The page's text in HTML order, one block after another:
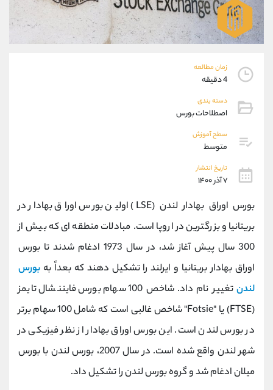
زمان مطالعه
4 دقیقه
دسته بندی
اصطلاحات بورس
سطح آموزش
متوسط
تاریخ انتشار
۷ آذر ۱۴۰۰
بورس اوراق بهادار لندن (LSE) اولین بورس اوراق بهادار در
بریتانیا و بزرگترین در اروپا است. مبادلات منطقه ای که بیش از
300 سال پیش آغاز شد، در سال 1973 ادغام شدند تا بورس
اوراق بهادار بریتانیا و ایرلند را تشکیل دهند که بعداً به بورس
لندن
تغییر نام داد. شاخص 100 سهام بورس فایننشال تایمز
(FTSE) یا "Fotsie" شاخص غالبی است که شامل 100 سهام برتر
در بورس لندن است. این بورس اوراق بهادار از نظر فیزیکی در
شهر لندن واقع شده است. در سال 2007، بورس لندن با بورس
میلان ادغام شد و گروه بورس لندن را تشکیل داد.
09304891085
واتساپ شروع گفتگو
تلگرام @Armteam_admin_103
پشتیبان فروش
موبایل
واتساپ
داخلی
اطلاعات تماس
021-22021030
بدون پیش شماره 90001030
اینستاگرام @alireza.mehrabii
کانال تلگرام @alirezamehrabi_com